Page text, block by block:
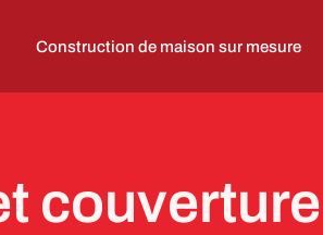
Construction de maison sur mesure